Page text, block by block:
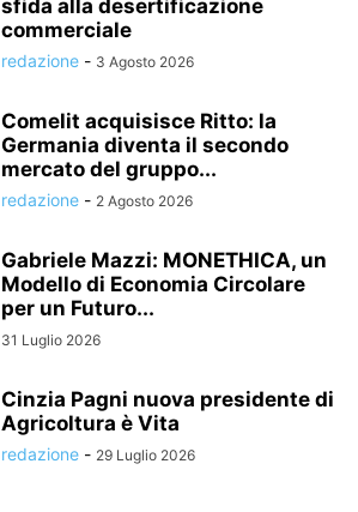
sfida alla desertificazione
commerciale
redazione - 3 Agosto 2026
Comelit acquisisce Ritto: la
Germania diventa il secondo
mercato del gruppo...
redazione - 2 Agosto 2026
Gabriele Mazzi: MONETHICA, un
Modello di Economia Circolare
per un Futuro...
31 Luglio 2026
Cinzia Pagni nuova presidente di
Agricoltura è Vita
redazione - 29 Luglio 2026